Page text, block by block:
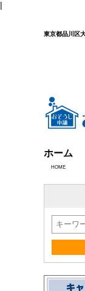
|
東京都品川区
ホーム
HOME